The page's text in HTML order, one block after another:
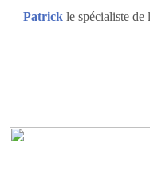
Patrick le spécialiste de